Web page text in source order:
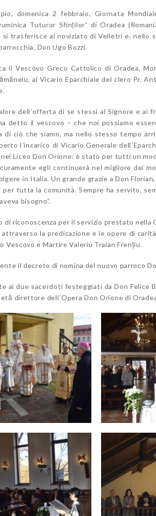
domenica 2 febbraio, Giornata
Tuturor Sfinților” di Oradea
trasferisce al noviziato di Velletri e, nello
Don Ugo Bozzi.
il Vescovo Greco Cattolico di Oradea,
al Vicario Eparchiale del clero Pr.
dell´offerta di se stessi al Signore e ai
detto il vescovo – che noi possiamo
di ciò che siamo, ma nello stesso tempo
l´incarico di Vicario Generale
Liceo Don Orione: è stato per tutti un
egli continuerà nel migliore dei
in Italia. Un grande grazie a Don
tutta la comunità. Sempre ha servito,
bisogno”.
di riconoscenza per il servizio prestato nella
la predicazione e le opere di
Vescovo e Martire Valeriu Traian Frențiu.
il decreto di nomina del nuovo parroco
ai due sacerdoti festeggiati da Don Felice
direttore dell´Opera Don Orione di